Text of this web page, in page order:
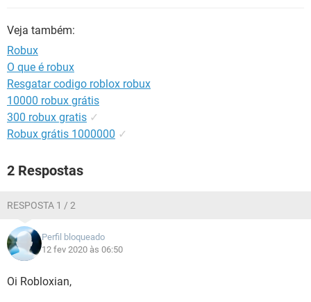
Veja também:
Robux
O que é robux
Resgatar codigo roblox robux
10000 robux grátis
300 robux gratis ✓
Robux grátis 1000000 ✓
2 Respostas
RESPOSTA 1 / 2
Perfil bloqueado
12 fev 2020 às 06:50
Oi Robloxian,